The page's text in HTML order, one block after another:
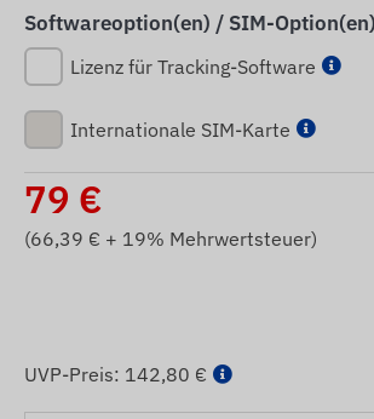
Softwareoption(en) / SIM-Option(en)
Lizenz für Tracking-Software
Internationale SIM-Karte
79 €
(66,39 € + 19% Mehrwertsteuer)
UVP-Preis: 142,80 €